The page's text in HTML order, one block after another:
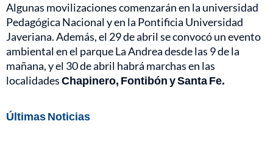
Algunas movilizaciones comenzarán en la universidad
Pedagógica Nacional y en la Pontificia Universidad
Javeriana. Además, el 29 de abril se convocó un evento
ambiental en el parque La Andrea desde las 9 de la
mañana, y el 30 de abril habrá marchas en las
localidadesChapinero, Fontibón y Santa Fe.
Últimas Noticias